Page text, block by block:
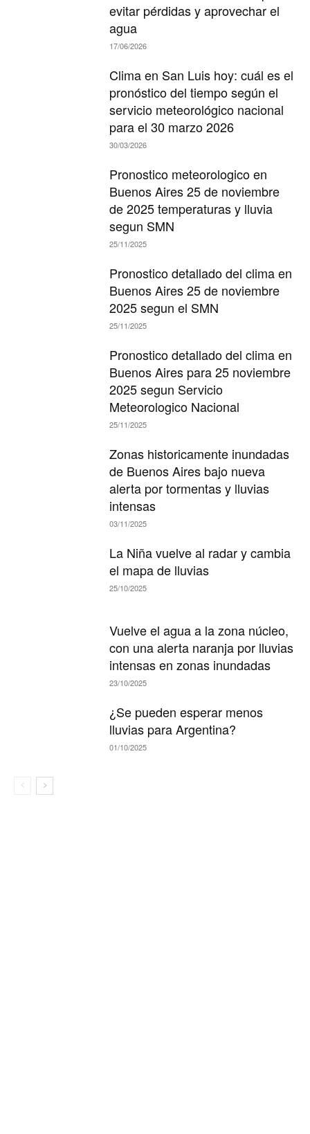
evitar pérdidas y aprovechar el
agua
17/06/2026
Clima en San Luis hoy: cuál es el
pronóstico del tiempo según el
servicio meteorológico nacional
para el 30 marzo 2026
30/03/2026
Pronostico meteorologico en
Buenos Aires 25 de noviembre
de 2025 temperaturas y lluvia
segun SMN
25/11/2025
Pronostico detallado del clima en
Buenos Aires 25 de noviembre
2025 segun el SMN
25/11/2025
Pronostico detallado del clima en
Buenos Aires para 25 noviembre
2025 segun Servicio
Meteorologico Nacional
25/11/2025
Zonas historicamente inundadas
de Buenos Aires bajo nueva
alerta por tormentas y lluvias
intensas
03/11/2025
La Niña vuelve al radar y cambia
el mapa de lluvias
25/10/2025
Vuelve el agua a la zona núcleo,
con una alerta naranja por lluvias
intensas en zonas inundadas
23/10/2025
¿Se pueden esperar menos
lluvias para Argentina?
01/10/2025